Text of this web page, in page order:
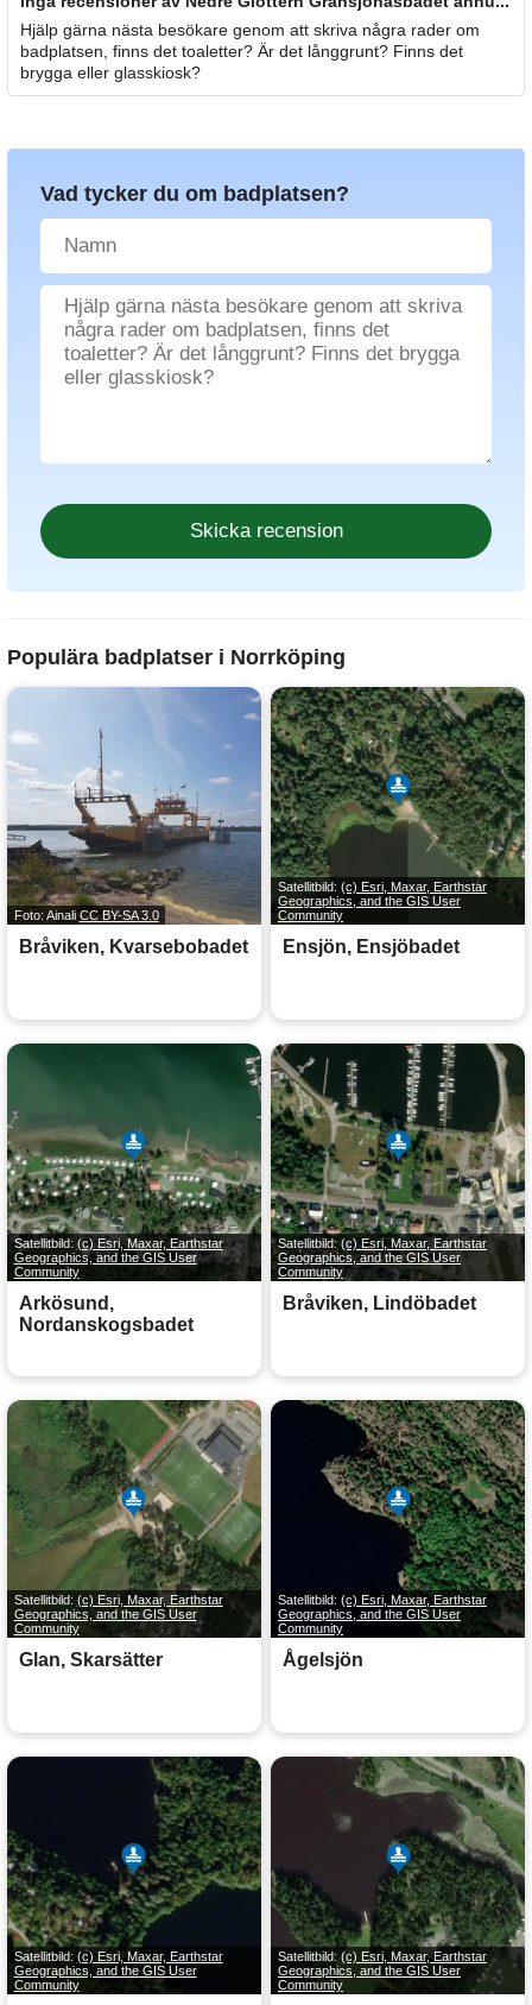
Hjälp gärna nästa besökare genom att skriva några rader om
badplatsen, finns det toaletter? Är det långgrunt? Finns det
brygga eller glasskiosk?
Vad tycker du om badplatsen?
Populära badplatser i Norrköping
Foto: Ainali CC BY-SA 3.0
Bråviken, Kvarsebobadet
Satellitbild: (c) Esri, Maxar, Earthstar
Geographics, and the GIS User
Community
Ensjön, Ensjöbadet
Satellitbild: (c) Esri, Maxar, Earthstar
Geographics, and the GIS User
Community
Arkösund,
Nordanskogsbadet
Satellitbild:(c) Esri, Maxar, Earthstar
Geographics, and the GIS User
Community
Bråviken, Lindöbadet
Satellitbild: (c) Esri, Maxar, Earthstar
Geographics, and the GIS User
Community
Glan, Skarsätter
Satellitbild: (c) Esri, Maxar, Earthstar
Geographics, and the GIS User
Community
Ågelsjön
Satellitbild:(c) Esri, Maxar, Earthstar
Geographics, and the GIS User
Community
Satellitbild: (c) Esri, Maxar, Earthstar
Geographics, and the GIS User
Community